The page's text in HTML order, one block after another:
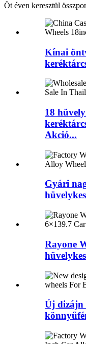
Öt éven keresztül
Kínai
18
Akció...
Gyári
Rayone
Új dizájn